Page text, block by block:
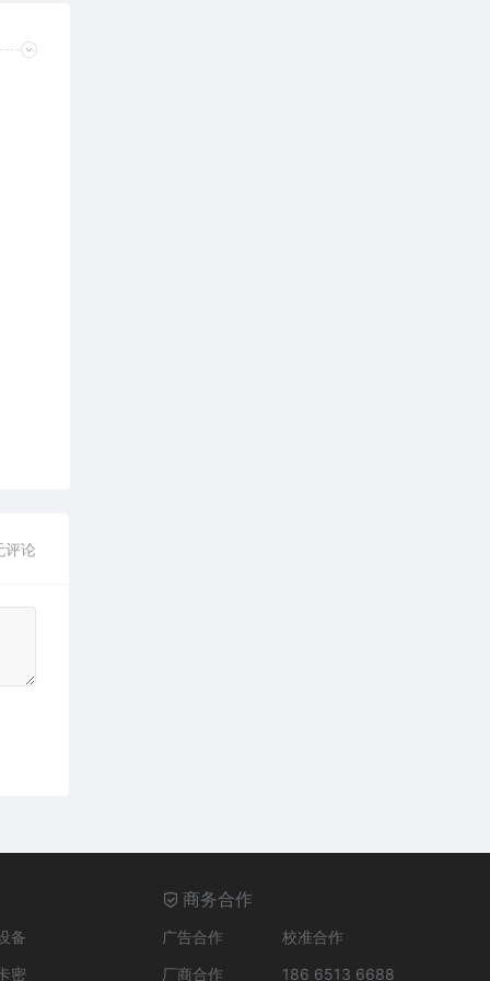
评论
备
密
商务合作
广告合作
校准合作
厂商合作
186 6513 6688